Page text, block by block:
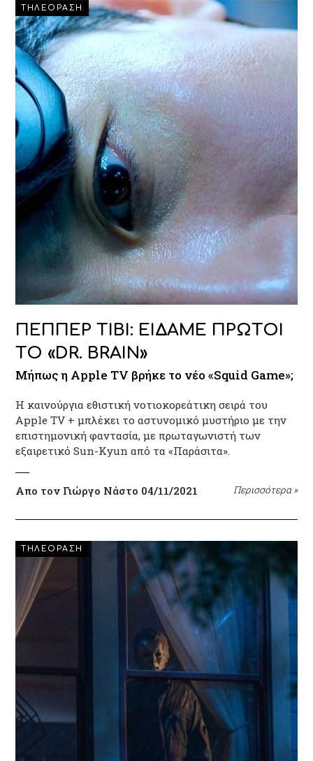
ΤΗΛΕΟΡΑΣΗ
ΠΕΠΠΕΡ ΤΙΒΙ: ΕΙΔΑΜΕ ΠΡΩΤΟΙ
ΤΟ «DR. BRAIN»
Μήπως η Apple TV βρήκε το νέο «Squid Game»;
Η καινούργια εθιστική νοτιοκορεάτικη σειρά του
Apple TV + μπλέκει το αστυνομικό μυστήριο με την
επιστημονική φαντασία, με πρωταγωνιστή των
εξαιρετικό Sun-Kyun από τα «Παράσιτα».
Απο τον Γιώργο Νάστο 04/11/2021 Περισσότερα »
ΤΗΛΕΟΡΑΣΗ